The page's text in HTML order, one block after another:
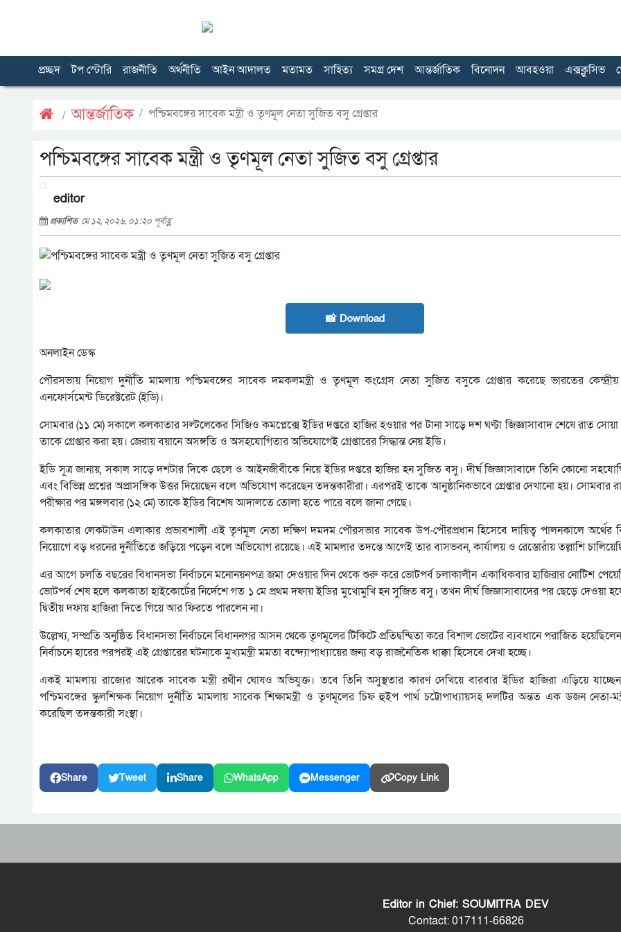
প্রচ্ছদ টপ স্টোরি রাজনীতি অর্থনীতি আইন আদালত মতামত সাহিত্য সমগ্র দেশ আন্তর্জাতিক বিনোদন আবহওয়া এক্সক্লুসিভ
আন্তর্জাতিক পশ্চিমবঙ্গের সাবেক মন্ত্রী ও তৃণমূল নেতা সুজিত বসু গ্রেপ্তার
পশ্চিমবঙ্গের সাবেক মন্ত্রী ও তৃণমূল নেতা সুজিত বসু গ্রেপ্তার
editor
প্রকাশিত মে ১২, ২০২৬, ০১:২০ পূর্বাহ্ণ
📸 Download
অনলাইন ডেস্ক
পৌরসভায় নিয়োগ দুর্নীতি মামলায় পশ্চিমবঙ্গের সাবেক দমকলমন্ত্রী ও তৃণমূল কংগ্রেস নেতা সুজিত বসুকে গ্রেপ্তার করেছে ভারতের কেন্দ্রীয়
এনফোর্সমেন্ট ডিরেক্টরেট (ইডি)।
সোমবার (১১ মে) সকালে কলকাতার সল্টলেকের সিজিও কমপ্লেক্সে ইডির দপ্তরে হাজির হওয়ার পর টানা সাড়ে দশ ঘণ্টা জিজ্ঞাসাবাদ শেষে রাত
তাকে গ্রেপ্তার করা হয়। জেরায় বয়ানে অসঙ্গতি ও অসহযোগিতার অভিযোগেই গ্রেপ্তারের সিদ্ধান্ত নেয় ইডি।
ইডি সূত্র জানায়, সকাল সাড়ে দশটার দিকে ছেলে ও আইনজীবীকে নিয়ে ইডির দপ্তরে হাজির হন সুজিত বসু। দীর্ঘ জিজ্ঞাসাবাদে তিনি কোনো
এবং বিভিন্ন প্রশ্নের অপ্রাসঙ্গিক উত্তর দিয়েছেন বলে অভিযোগ করেছেন তদন্তকারীরা। এরপরই তাকে আনুষ্ঠানিকভাবে গ্রেপ্তার দেখানো হয়। সোমবার
পরীক্ষার পর মঙ্গলবার (১২ মে) তাকে ইডির বিশেষ আদালতে তোলা হতে পারে বলে জানা গেছে।
কলকাতার লেকটাউন এলাকার প্রভাবশালী এই তৃণমূল নেতা দক্ষিণ দমদম পৌরসভার সাবেক উপ-পৌরপ্রধান হিসেবে দায়িত্ব পালনকালে অর্থের
নিয়োগে বড় ধরনের দুর্নীতিতে জড়িয়ে পড়েন বলে অভিযোগ রয়েছে। এই মামলার তদন্তে আগেই তার বাসভবন, কার্যালয় ও রেস্তোরাঁয় তল্লাশি
এর আগে চলতি বছরের বিধানসভা নির্বাচনে মনোনয়নপত্র জমা দেওয়ার দিন থেকে শুরু করে ভোটপর্ব চলাকালীন একাধিকবার হাজিরার নোটিশ
ভোটপর্ব শেষ হলে কলকাতা হাইকোর্টের নির্দেশে গত ১ মে প্রথম দফায় ইডির মুখোমুখি হন সুজিত বসু। তখন দীর্ঘ জিজ্ঞাসাবাদের পর ছেড়ে দেওয়া
দ্বিতীয় দফায় হাজিরা দিতে গিয়ে আর ফিরতে পারলেন না।
উল্লেখ্য, সম্প্রতি অনুষ্ঠিত বিধানসভা নির্বাচনে বিধাননগর আসন থেকে তৃণমূলের টিকিটে প্রতিদ্বন্দ্বিতা করে বিশাল ভোটের ব্যবধানে পরাজিত
নির্বাচনে হারের পরপরই এই গ্রেপ্তারের ঘটনাকে মুখ্যমন্ত্রী মমতা বন্দ্যোপাধ্যায়ের জন্য বড় রাজনৈতিক ধাক্কা হিসেবে দেখা হচ্ছে।
একই মামলায় রাজ্যের আরেক সাবেক মন্ত্রী রথীন ঘোষও অভিযুক্ত। তবে তিনি অসুস্থতার কারণ দেখিয়ে বারবার ইডির হাজিরা এড়িয়ে
পশ্চিমবঙ্গের স্কুলশিক্ষক নিয়োগ দুর্নীতি মামলায় সাবেক শিক্ষামন্ত্রী ও তৃণমূলের চিফ হুইপ পার্থ চট্টোপাধ্যায়সহ দলটির অন্তত এক ডজন নেতা-
করেছিল তদন্তকারী সংস্থা।
Share Tweet Share WhatsApp Messenger Copy Link
Editor in Chief: SOUMITRA DEV
Contact: 017111-66826